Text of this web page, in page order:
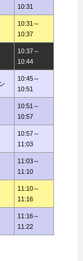
10:31
10:31～
10:37
10:37～
10:44
10:45～
10:51
10:51～
10:57
10:57～
11:03
11:03～
11:10
11:10～
11:16
11:16～
11:22